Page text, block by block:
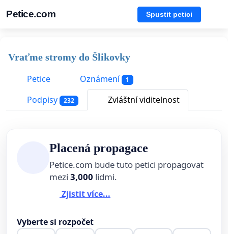
Petice.com Spustit petici
Vraťme stromy do Šlikovky
Petice
Oznámení 1
Podpisy 232 Zvláštní viditelnost
Placená propagace
Petice.com bude tuto petici propagovat
mezi 3,000 lidmi.
Zjistit více...
Vyberte si rozpočet